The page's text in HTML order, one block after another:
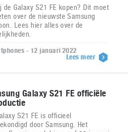
de Galaxy S21 FE kopen? Dit moet
over de nieuwste Samsung
Lees hier alles over de
- 12 januari 2022
Lees meer
Galaxy S21 FE officiële
S21 FE is officieel
door Samsung. Het